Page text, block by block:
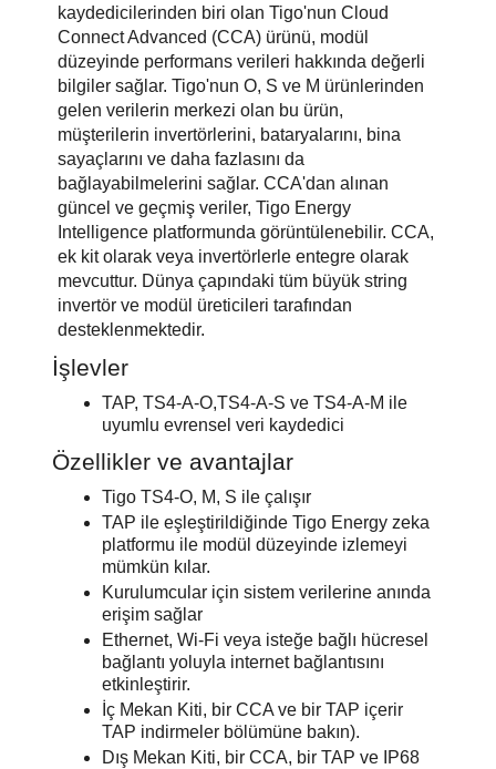
kaydedicilerinden biri olan Tigo'nun Cloud
Connect Advanced (CCA) ürünü, modül
düzeyinde performans verileri hakkında değerli
bilgiler sağlar. Tigo'nun O, S ve M ürünlerinden
gelen verilerin merkezi olan bu ürün,
müşterilerin invertörlerini, bataryalarını, bina
sayaçlarını ve daha fazlasını da
bağlayabilmelerini sağlar. CCA'dan alınan
güncel ve geçmiş veriler, Tigo Energy
Intelligence platformunda görüntülenebilir. CCA,
ek kit olarak veya invertörlerle entegre olarak
mevcuttur. Dünya çapındaki tüm büyük string
invertör ve modül üreticileri tarafından
desteklenmektedir.
İşlevler
TAP, TS4-A-O,TS4-A-S ve TS4-A-M ile
uyumlu evrensel veri kaydedici
Özellikler ve avantajlar
Tigo TS4-O, M, S ile çalışır
TAP ile eşleştirildiğinde Tigo Energy zeka
platformu ile modül düzeyinde izlemeyi
mümkün kılar.
Kurulumcular için sistem verilerine anında
erişim sağlar
Ethernet, Wi-Fi veya isteğe bağlı hücresel
bağlantı yoluyla internet bağlantısını
etkinleştirir.
İç Mekan Kiti, bir CCA ve bir TAP içerir
TAP indirmeler bölümüne bakın).
Dış Mekan Kiti, bir CCA, bir TAP ve IP68